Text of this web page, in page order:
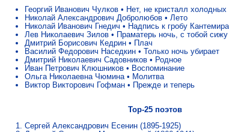
Георгий Иванович Чулков • Нет, не кристалл
Николай Александрович Добролюбов • Лето
Николай Иванович Гнедич • Надпись к гробу Кантемира
Лев Николаевич Зилов • Праматерь ночь, с тобой
Дмитрий Борисович Кедрин • Плач
Василий Федорович Наседкин • Только ночь убирает
Дмитрий Николаевич Садовников • Родное
Иван Петрович Клюшников • Воспоминание
Ольга Николаевна Чюмина• Молитва
Виктор Викторович Гофман • Прежде и теперь
Top-25 поэтов
Сергей Александрович Есенин (1895-1925)